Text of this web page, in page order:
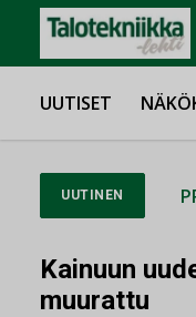
UUTISET
UUTINEN
Kainuun
muurattu